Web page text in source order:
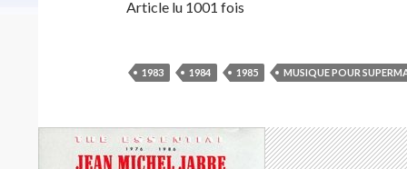
Article lu 1001 fois
1983 1984 1985 MUSIQUE POUR